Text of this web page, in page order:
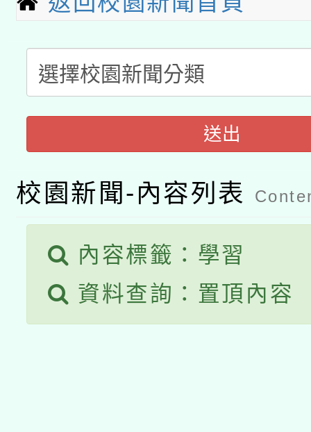
一案。
答一案
有關本府115年70歲以
人員健康講座「吃得安
心」，鼓勵退休同仁踴
本校115學年度第2次
招甄選結果公告(無人
適應運動共學行動站研
本館辦理115年度閱讀
科技賦能─人工智慧
礎課程
A3數位素養講師名單
「數位內容與教學軟體
pilot」
有關大陸委員會函釋公
薪期間赴陸應申請許可
送出
校園新聞-內容列表
內容標籤：學習
資料查詢：置頂內容